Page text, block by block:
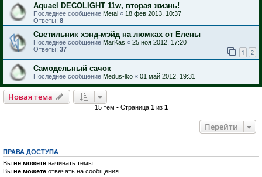
Aquael DECOLIGHT 11w, вторая жизнь!
Последнее сообщение Metal « 18 фев 2013, 10:37
Ответы: 8
Светильник хэнд-мэйд на люмках от Елены
Последнее сообщение MarKas « 25 ноя 2012, 17:20
Ответы: 37 1 2
Самодельный сачок
Последнее сообщение Medus-lko « 01 май 2012, 19:31
Новая тема
15 тем • Страница 1из 1
Перейти
ПРАВА ДОСТУПА
Вы не можете начинать темы
Вы не можете отвечать на сообщения